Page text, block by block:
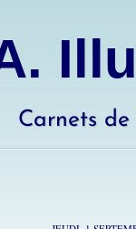
Carnets de